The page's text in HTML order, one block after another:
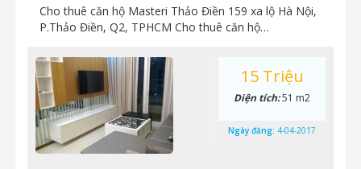
Cho thuê căn hộ Masteri Thảo Điền 159 xa lộ Hà Nội,
P.Thảo Điền, Q2, TPHCM Cho thuê căn hộ…
15 Triệu
Diện tích:51 m2
Ngày đăng: 4-04-2017